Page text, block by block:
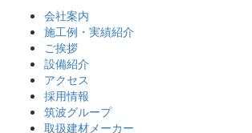
会社案内
施工例・実績紹介
ご挨拶
設備紹介
アクセス
採用情報
筑波グループ
取扱建材メーカー